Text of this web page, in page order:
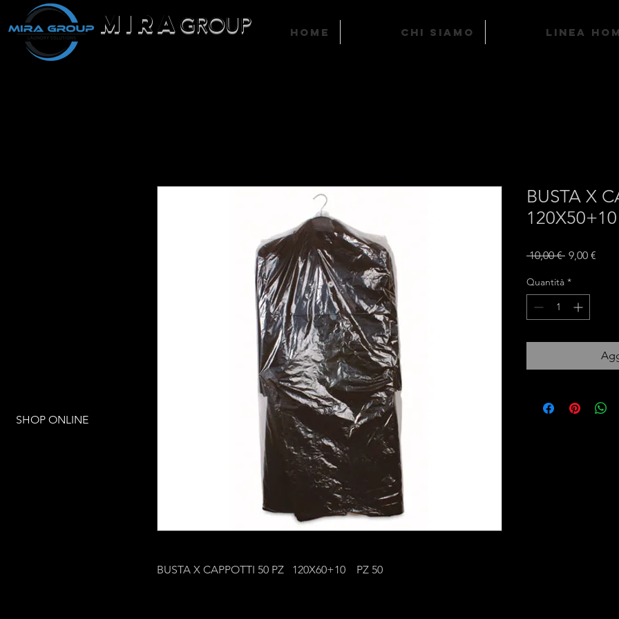
Home Chi Siamo LINEA
MIRAGROUP
SHOP ONLINE
BUSTA X CAPPOTTI 50 PZ 120X60+10 PZ 50
BUSTA X
10,00 € Prezzo
9,00 €
Quantità *